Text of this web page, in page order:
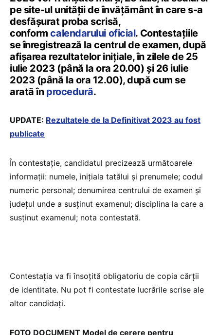
pe site-ul unității de învățământ în care s-a
desfășurat proba scrisă,
conformcalendarului oficial. Contestațiile
se înregistrează la centrul de examen, după
afișarea rezultatelor inițiale, în zilele de 25
iulie 2023 (până la ora 20.00) și 26 iulie
2023 (până la ora 12.00), după cum se
arată în procedură.
UPDATE: Rezultatele de la Definitivat 2023 au fost
publicate
În contestație, candidatul precizează următoarele
informații: numele, inițiala tatălui și prenumele; codul
numeric personal; denumirea centrului de examen și
județul unde a susținut examenul; disciplina la care a
susținut examenul; nota contestată.
Contestația va fi însoțită obligatoriu de copia cărții
de identitate. Nu pot fi contestate lucrările scrise ale
altor candidați.
FOTO DOCUMENT Model de cerere pentru